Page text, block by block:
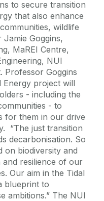
to secure transition
that also enhance
wildlife
Goggins,
MaREI Centre,
NUI
Professor Goggins
Energy project will
- including the
- to
for them in our drive
“The just transition
decarbonisation. So
on biodiversity and
resilience of our
Our aim in the Tidal
blueprint to
ambitions.” The NUI